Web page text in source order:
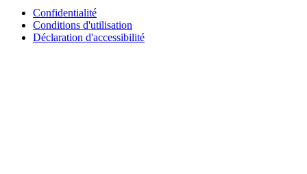
Confidentialité
Conditions d'utilisation
Déclaration d'accessibilité